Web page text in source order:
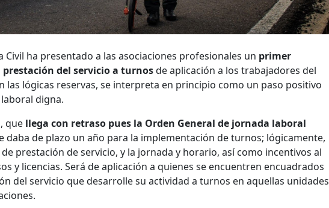
Civil ha presentado a las asociaciones profesionales un primer
del servicio a turnosde aplicación a los trabajadores del
las lógicas reservas, se interpreta en principio como un paso positivo
digna.
que llega con retraso pues la Orden General de jornada laboral
daba de plazo un año para la implementación de turnos; lógicamente,
prestación de servicio, y la jornada y horario, así como incentivos al
y licencias. Será de aplicación a quienes se encuentren encuadrados
del servicio que desarrolle su actividad a turnos en aquellas unidades